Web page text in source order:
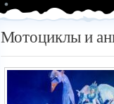
Мотоциклы и